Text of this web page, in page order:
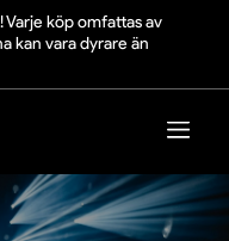
köp omfattas av
kan vara dyrare än